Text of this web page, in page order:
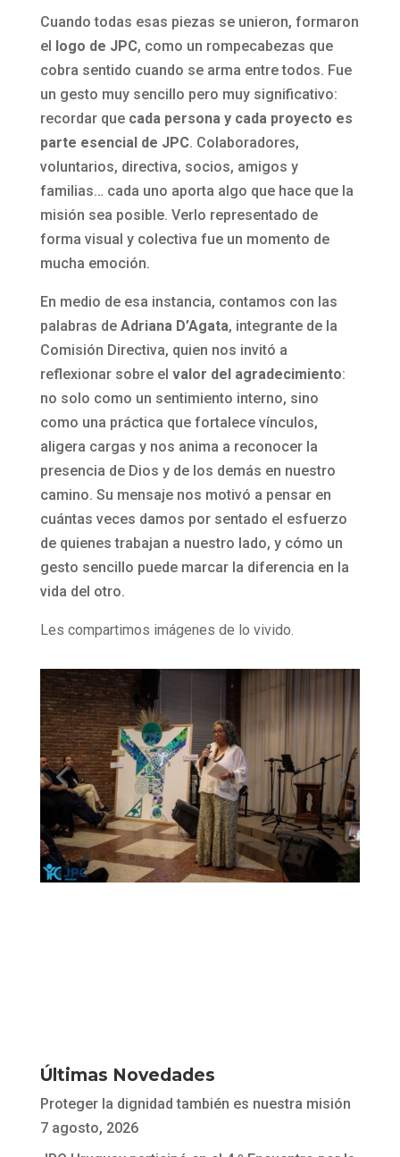
Cuando todas esas piezas se unieron, formaron
el logo de JPC, como un rompecabezas que
cobra sentido cuando se arma entre todos. Fue
un gesto muy sencillo pero muy significativo:
recordar que cada persona y cada proyecto es
parte esencial de JPC. Colaboradores,
voluntarios, directiva, socios, amigos y
familias… cada uno aporta algo que hace que la
misión sea posible. Verlo representado de
forma visual y colectiva fue un momento de
mucha emoción.
En medio de esa instancia, contamos con las
palabras de Adriana D’Agata, integrante de la
Comisión Directiva, quien nos invitó a
reflexionar sobre el valor del agradecimiento:
no solo como un sentimiento interno, sino
como una práctica que fortalece vínculos,
aligera cargas y nos anima a reconocer la
presencia de Dios y de los demás en nuestro
camino. Su mensaje nos motivó a pensar en
cuántas veces damos por sentado el esfuerzo
de quienes trabajan a nuestro lado, y cómo un
gesto sencillo puede marcar la diferencia en la
vida del otro.
Les compartimos imágenes de lo vivido.
Últimas Novedades
Proteger la dignidad también es nuestra misión
7 agosto, 2026